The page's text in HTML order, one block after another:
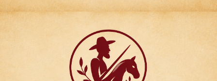
Articulos para
Regalo Torfer.